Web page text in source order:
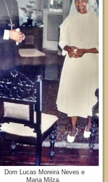
Dom Lucas Moreira Neves e
Maria Milza.